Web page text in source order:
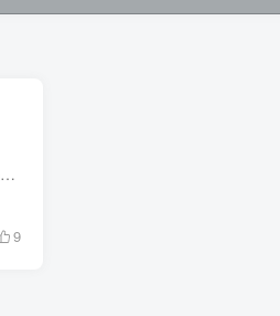
海岛奇兵：从二次开发者的视角解析完整游戏源码游戏开发是一个极具创造性和技术性的过程。对于开发者而言，掌握逆向工程和二次开发能力是一项极具价值的技能。Cocos Creator以其独特的架构和技...
9